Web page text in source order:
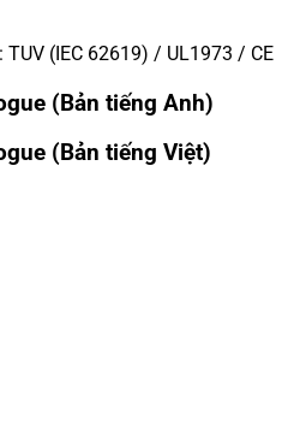
(IEC 62619) / UL1973 / CE
(Bản tiếng Anh)
(Bản tiếng Việt)